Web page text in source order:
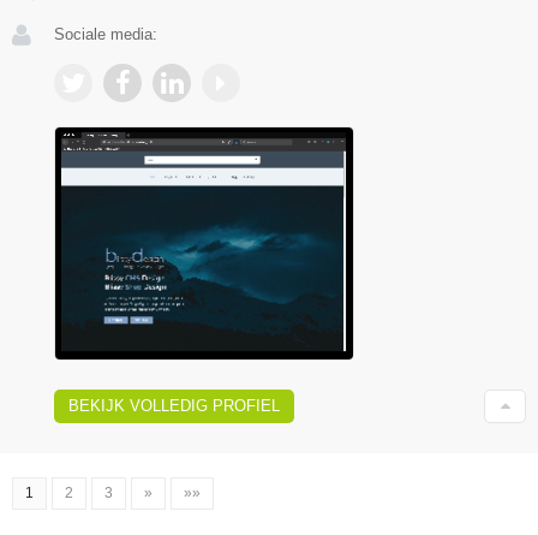
Sociale media:
BEKIJK VOLLEDIG PROFIEL
1 2 3 » »»